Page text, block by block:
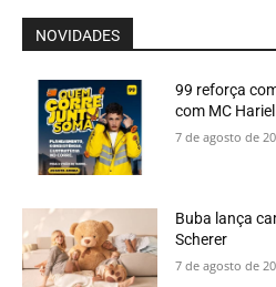
NOVIDADES
99 reforça
com MC Hariel
7 de agosto de
Buba lança
Scherer
7 de agosto de